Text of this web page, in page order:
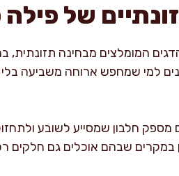
של
המומלצים מבחינה תזונתית,
למי שמחפש ארוחה משביעה